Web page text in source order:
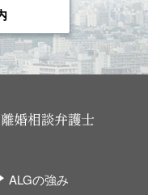
ALGの強み